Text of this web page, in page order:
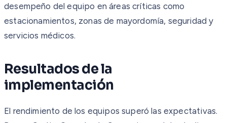
desempeño del equipo en áreas críticas como
estacionamientos, zonas de mayordomía, seguridad y
servicios médicos.
Resultados de la
implementación
El rendimiento de los equipos superó las expectativas.